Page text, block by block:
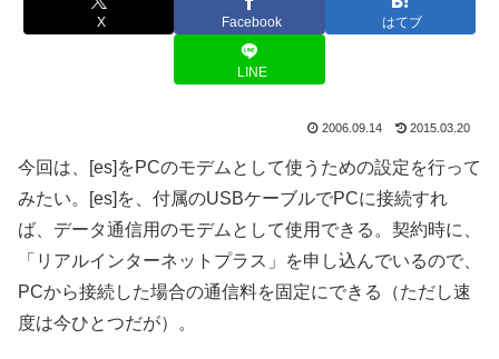
X Facebook はてブ
LINE
2006.09.14 2015.03.20
今回は、[es]をPCのモデムとして使うための設定を行って
みたい。[es]を、付属のUSBケーブルでPCに接続すれ
ば、データ通信用のモデムとして使用できる。契約時に、
「リアルインターネットプラス」を申し込んでいるので、
PCから接続した場合の通信料を固定にできる（ただし速
度は今ひとつだが）。